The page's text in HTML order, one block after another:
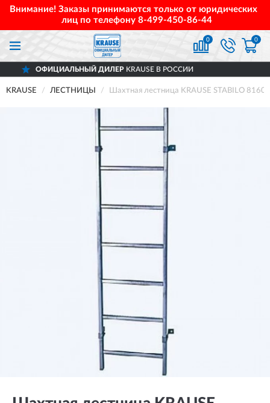
Внимание! Заказы принимаются только от юридических
лиц по телефону 8-499-450-86-44
0 0
ДИЛЕРKRAUSE В РОССИИ
KRAUSE ЛЕСТНИЦЫ Шахтная лестница KRAUSE STABILO